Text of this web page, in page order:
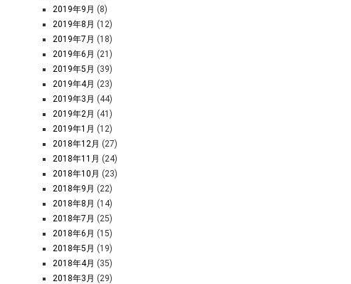
2019年9月 (8)
2019年8月 (12)
2019年7月 (18)
2019年6月 (21)
2019年5月 (39)
2019年4月 (23)
2019年3月 (44)
2019年2月 (41)
2019年1月 (12)
2018年12月 (27)
2018年11月 (24)
2018年10月 (23)
2018年9月 (22)
2018年8月 (14)
2018年7月 (25)
2018年6月 (15)
2018年5月 (19)
2018年4月 (35)
2018年3月 (29)